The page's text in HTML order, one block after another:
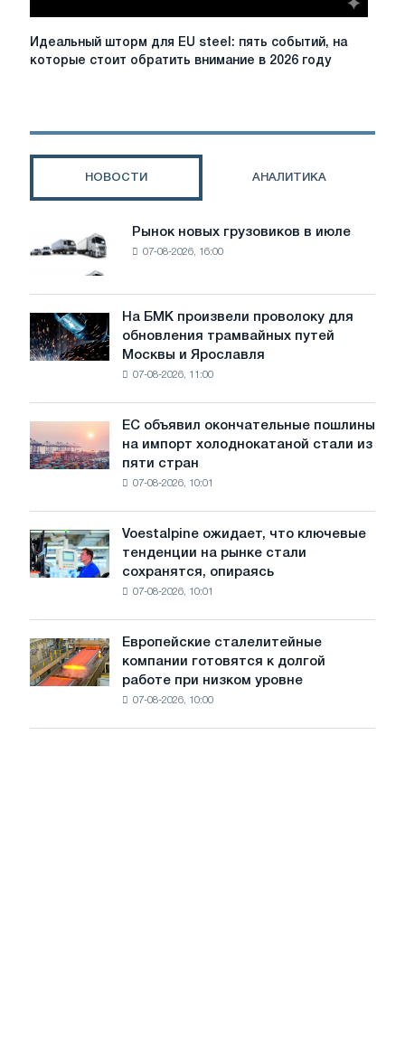
Идеальный
пять
внимание
Идеальный шторм для EU steel: пять событий, на
которые стоит обратить внимание в 2026 году
НОВОСТИ АНАЛИТИКА
Рынок
новых
грузовиков
в
июле
Рынок новых грузовиков в июле
07-08-2026, 16:00
На
БМК
произвели
трамвайных
путей
Ярославля
На БМК произвели проволоку для
обновления трамвайных путей
Москвы и Ярославля
07-08-2026, 11:00
объявил
окончательные
холоднокатаной
стали
стран
ЕС объявил окончательные пошлины
на импорт холоднокатаной стали из
пяти стран
07-08-2026, 10:01
Voestalpine
ожидает,
что
рынке
стали
на
Voestalpine ожидает, что ключевые
тенденции на рынке стали
сохранятся, опираясь
07-08-2026, 10:01
Европейские
сталелитейные
компании
Европейские сталелитейные
компании готовятся к долгой
работе при низком уровне
07-08-2026, 10:00